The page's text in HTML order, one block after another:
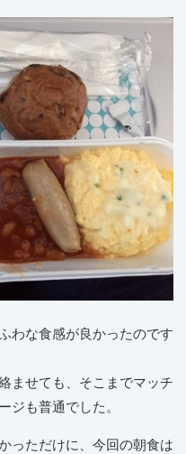
わな食感が良かったのです
ませても、そこまでマッチ
ジも普通でした。
っただけに、今回の朝食は